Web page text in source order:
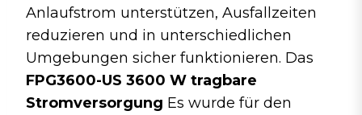
Anlaufstrom unterstützen, Ausfallzeiten
reduzieren und in unterschiedlichen
Umgebungen sicher funktionieren. Das
FPG3600-US 3600 W tragbare
Stromversorgung Es wurde für den